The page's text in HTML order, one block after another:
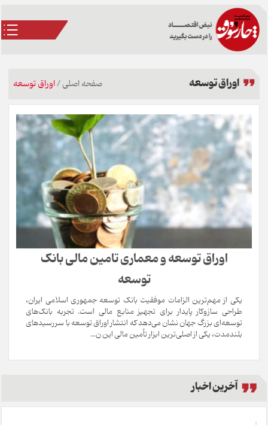
اوراق توسعه صفحه اصلی/اوراق توسعه
اوراق توسعه و معماری تامین مالی بانک
توسعه
یکی از مهم‌ترین الزامات موفقیت بانک توسعه جمهوری اسلامی ایران،
طراحی سازوکار پایدار برای تجهیز منابع مالی است. تجربه بانک‌های
توسعه‌ای بزرگ جهان نشان می‌دهد که انتشار اوراق توسعه با سررسیدهای
بلندمدت، یکی از اصلی‌ترین ابزار تأمین مالی این ن...
آخرین اخبار